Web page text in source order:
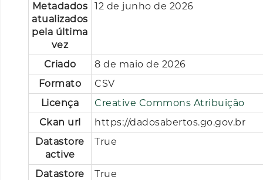
Metadados
atualizados
pela última
vez
12 de junho de 2026
Criado
8 de maio de 2026
Formato
CSV
Licença
Creative Commons Atribuição
Ckan url
https://dadosabertos.go.gov.br
Datastore
active
True
Datastore
True